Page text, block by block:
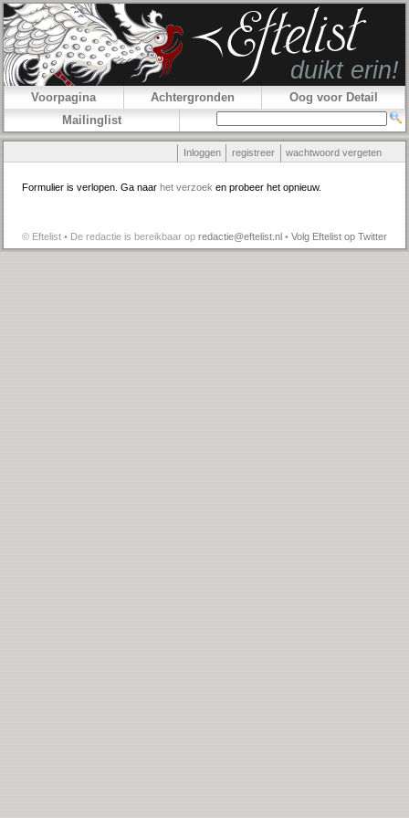
Voorpagina Achtergronden
Oog voor Detail
Mailinglist
Inloggen registreer wachtwoord vergeten
Formulier is verlopen. Ga naar het verzoek en probeer het opnieuw.
© Eftelist • De redactie is bereikbaar op redactie@eftelist.nl • Volg Eftelist op Twitter